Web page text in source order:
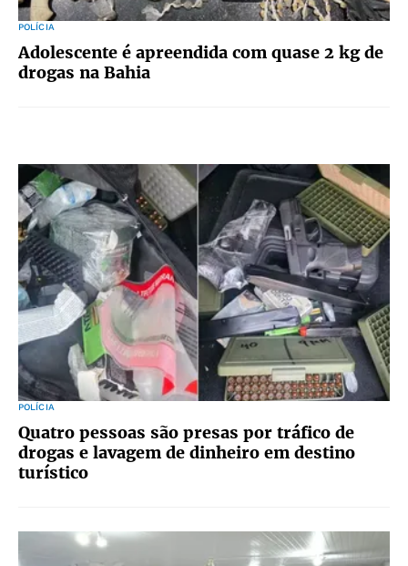
POLÍCIA
Adolescente é apreendida com quase 2 kg de
drogas na Bahia
POLÍCIA
Quatro pessoas são presas por tráfico de
drogas e lavagem de dinheiro em destino
turístico